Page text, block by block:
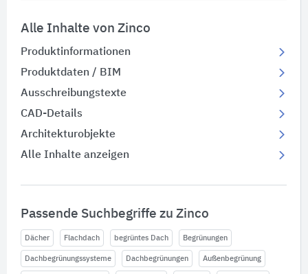
Alle Inhalte von Zinco
Produktinformationen
Produktdaten / BIM
Ausschreibungstexte
CAD-Details
Architekturobjekte
Alle Inhalte anzeigen
Passende Suchbegriffe zu Zinco
Dächer Flachdach begrüntes Dach Begrünungen
Dachbegrünungssysteme Dachbegrünungen Außenbegrünung